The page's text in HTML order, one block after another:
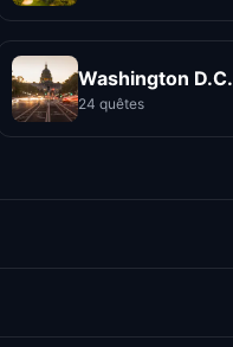
Washington D.C.
24 quêtes